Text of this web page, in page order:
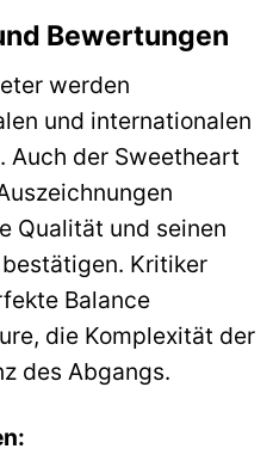
Bewertungen
werden
und internationalen
Auch der Sweetheart
Qualität und seinen
Kritiker
Balance
die Komplexität der
des Abgangs.